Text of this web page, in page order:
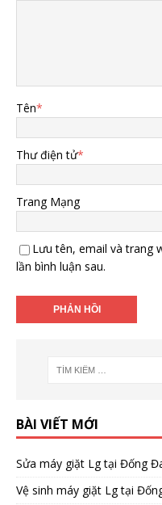
Tên*
Thư điện tử*
Trang Mạng
Lưu tên, email và trang
lần bình luận sau.
BÀI VIẾT MỚI
Sửa máy giặt Lg tại Đống
Vệ sinh máy giặt Lg tại